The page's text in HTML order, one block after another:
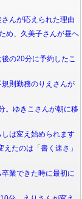
んが応えられた理由
め、久美子さんが昼へ
の20分に予約したこ
則勤務のりえさんが
。ゆきこさんが朝に移
は変え始められます
たのは「書く速さ」
業できた時に最初に